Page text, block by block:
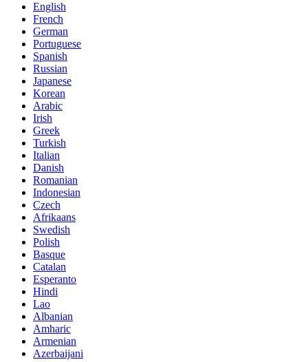
English
French
German
Portuguese
Spanish
Russian
Japanese
Korean
Arabic
Irish
Greek
Turkish
Italian
Danish
Romanian
Indonesian
Czech
Afrikaans
Swedish
Polish
Basque
Catalan
Esperanto
Hindi
Lao
Albanian
Amharic
Armenian
Azerbaijani